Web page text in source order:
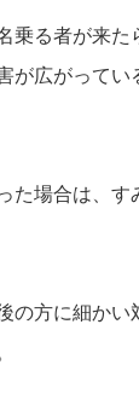
乗る者が来た
が広がってい
た場合は、す
の方に細かい